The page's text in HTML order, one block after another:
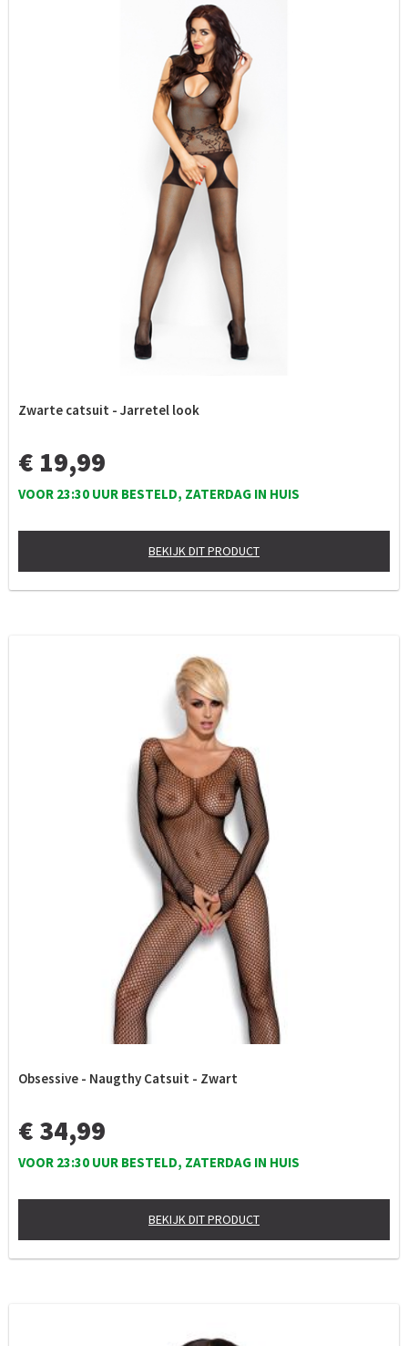
Zwarte catsuit - Jarretel look
€ 19,99
VOOR 23:30 UUR BESTELD, ZATERDAG IN HUIS
BEKIJK DIT PRODUCT
Obsessive - Naugthy Catsuit - Zwart
€ 34,99
VOOR 23:30 UUR BESTELD, ZATERDAG IN HUIS
BEKIJK DIT PRODUCT